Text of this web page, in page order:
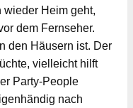
wieder Heim geht,
dem Fernseher.
den Häusern ist. Der
vielleicht hilft
Party-People
nach